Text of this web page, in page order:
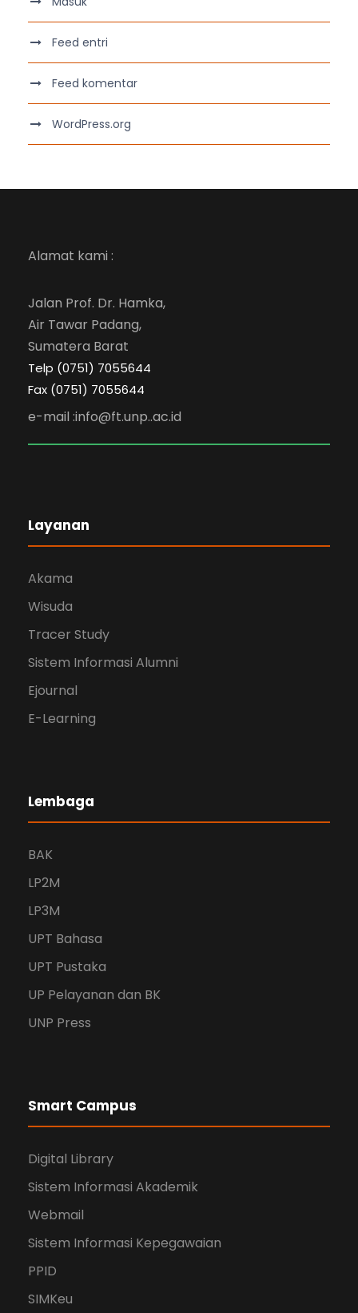
Feed entri
Feed komentar
WordPress.org
Alamat kami :
Jalan Prof. Dr. Hamka,
Air Tawar Padang,
Sumatera Barat
Telp (0751) 7055644
Fax (0751) 7055644
e-mail :info@ft.unp..ac.id
Layanan
Akama
Wisuda
Tracer Study
Sistem Informasi Alumni
Ejournal
E-Learning
Lembaga
BAK
LP2M
LP3M
UPT Bahasa
UPT Pustaka
UP Pelayanan dan BK
UNP Press
Smart Campus
Digital Library
Sistem Informasi Akademik
Webmail
Sistem Informasi Kepegawaian
PPID
SIMKeu